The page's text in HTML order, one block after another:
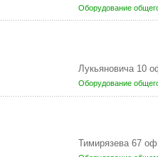
Оборудование
Лукьяновича 10
Оборудование
Тимирязева 67